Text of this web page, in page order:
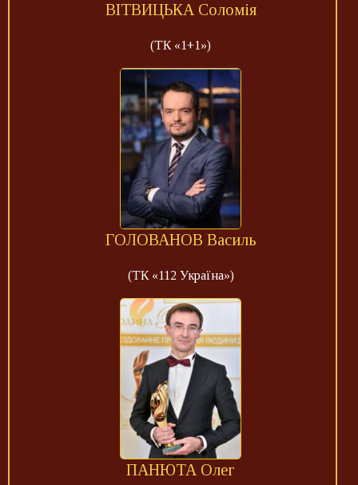
ВІТВИЦЬКА Соломія
(ТК «1+1»)
ГОЛОВАНОВ Василь
(ТК «112 Україна»)
ПАНЮТА Олег